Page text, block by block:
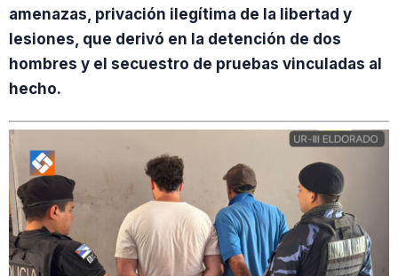
amenazas, privación ilegítima de la libertad y
lesiones, que derivó en la detención de dos
hombres y el secuestro de pruebas vinculadas al
hecho.